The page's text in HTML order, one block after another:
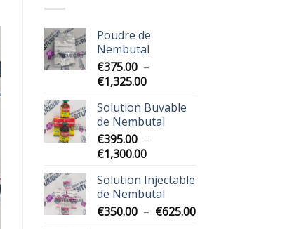
Poudre de
Nembutal
€375.00 –
€1,325.00Plage
prix :
€375.00
à
€1,325.00
Solution Buvable
de Nembutal
€395.00 –
€1,300.00Plage
prix :
€395.00
à
Solution Injectable
de Nembutal
€350.00 – €625.00Plage